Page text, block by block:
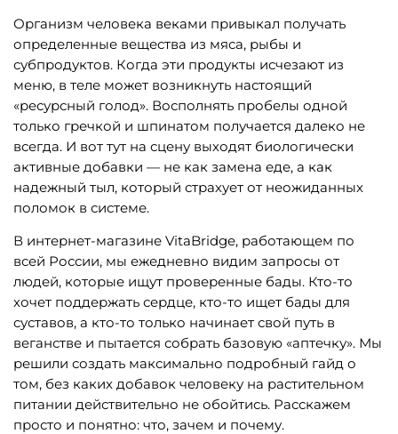
Организм человека веками привыкал получать
определенные вещества из мяса, рыбы и
субпродуктов. Когда эти продукты исчезают из
меню, в теле может возникнуть настоящий
«ресурсный голод». Восполнять пробелы одной
только гречкой и шпинатом получается далеко не
всегда. И вот тут на сцену выходят биологически
активные добавки — не как замена еде, а как
надежный тыл, который страхует от неожиданных
поломок в системе.
В интернет-магазине VitaBridge, работающем по
всей России, мы ежедневно видим запросы от
людей, которые ищут проверенные бады. Кто-то
хочет поддержать сердце, кто-то ищет бады для
суставов, а кто-то только начинает свой путь в
веганстве и пытается собрать базовую «аптечку». Мы
решили создать максимально подробный гайд о
том, без каких добавок человеку на растительном
питании действительно не обойтись. Расскажем
просто и понятно: что, зачем и почему.